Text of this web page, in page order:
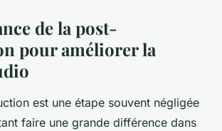
de la post-
pour améliorer la
est une étape souvent négligée
faire une grande différence dans